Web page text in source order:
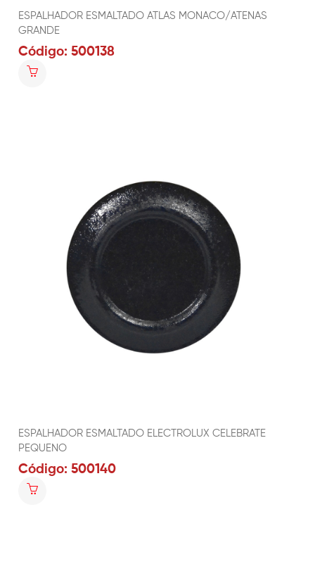
ESPALHADOR ESMALTADO ATLAS MONACO/ATENAS
GRANDE
Código: 500138
ESPALHADOR ESMALTADO ELECTROLUX CELEBRATE
PEQUENO
Código: 500140